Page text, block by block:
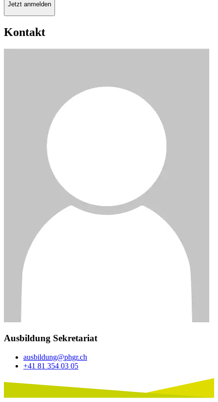
Jetzt anmelden
Kontakt
Ausbildung Sekretariat
ausbildung@phgr.ch
+41 81 354 03 05